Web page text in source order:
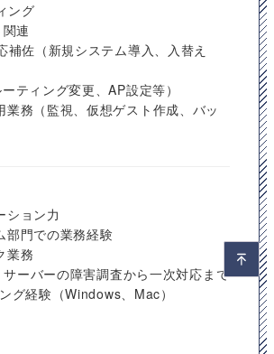
ング
連
補佐（新規システム導入、入替え
ティング変更、AP設定等）
業務（監視、仮想ゲスト作成、バッ
ション力
部門での業務経験
業務
ーバーの障害調査から一次対応まで
グ経験（Windows、Mac）